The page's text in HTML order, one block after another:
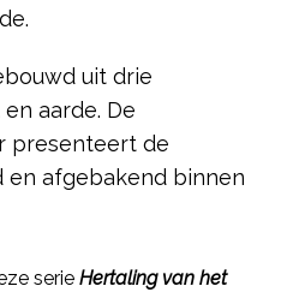
uit drie
aarde. De
presenteert de
afgebakend binnen
serie Hertaling van het